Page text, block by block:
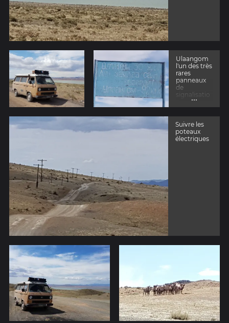
Ulaangom
l'un des très
rares
panneaux
de
signalisatio
...
Suivre les
poteaux
électriques